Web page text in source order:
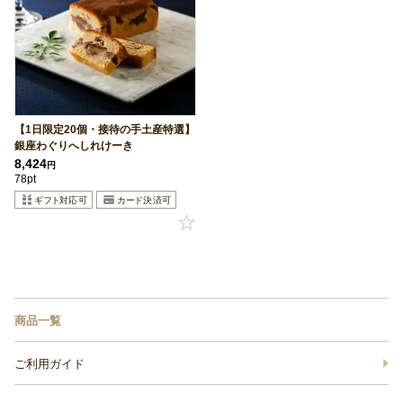
【1日限定20個・接待の手土産特選】
銀座わぐりへしれけーき
8,424円
78pt
商品一覧
ご利用ガイド